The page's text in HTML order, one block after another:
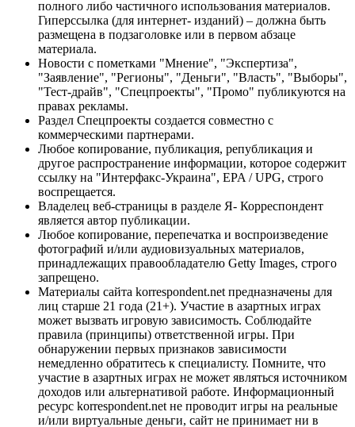
полного либо частичного использования материалов.
Гиперссылка (для интернет- изданий) – должна быть
размещена в подзаголовке или в первом абзаце
материала.
Новости с пометками "Мнение", "Экспертиза",
"Заявление", "Регионы", "Деньги", "Власть", "Выборы",
"Тест-драйв", "Спецпроекты", "Промо" публикуются на
правах рекламы.
Раздел Спецпроекты создается совместно с
коммерческими партнерами.
Любое копирование, публикация, републикация и
другое распространение информации, которое содержит
ссылку на "Интерфакс-Украина", EPA / UPG, строго
воспрещается.
Владелец веб-страницы в разделе Я- Корреспондент
является автор публикации.
Любое копирование, перепечатка и воспроизведение
фотографий и/или аудиовизуальных материалов,
принадлежащих правообладателю Getty Images, строго
запрещено.
Материалы сайта korrespondent.net предназначены для
лиц старше 21 года (21+). Участие в азартных играх
может вызвать игровую зависимость. Соблюдайте
правила (принципы) ответственной игры. При
обнаружении первых признаков зависимости
немедленно обратитесь к специалисту. Помните, что
участие в азартных играх не может являться источником
доходов или альтернативой работе. Информационный
ресурс korrespondent.net не проводит игры на реальные
и/или виртуальные деньги, сайт не принимает ни в